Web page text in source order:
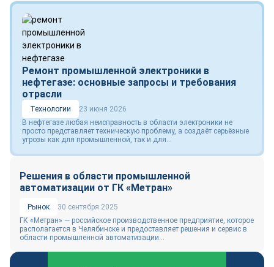
Ремонт промышленной электроники в
нефтегазе: основные запросы и требования
отрасли
Технологии
23 июня 2026
В нефтегазе любая неисправность в области электроники не
просто представляет техническую проблему, а создаёт серьёзные
угрозы как для промышленной, так и для...
Решения в области промышленной
автоматизации от ГК «Метран»
Рынок
30 сентября 2025
ГК «Метран» — российское производственное предприятие, которое
располагается в Челябинске и предоставляет решения и сервис в
области промышленной автоматизации...